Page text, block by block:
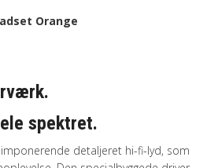
Orange
spektret.
detaljeret hi-fi-lyd, som